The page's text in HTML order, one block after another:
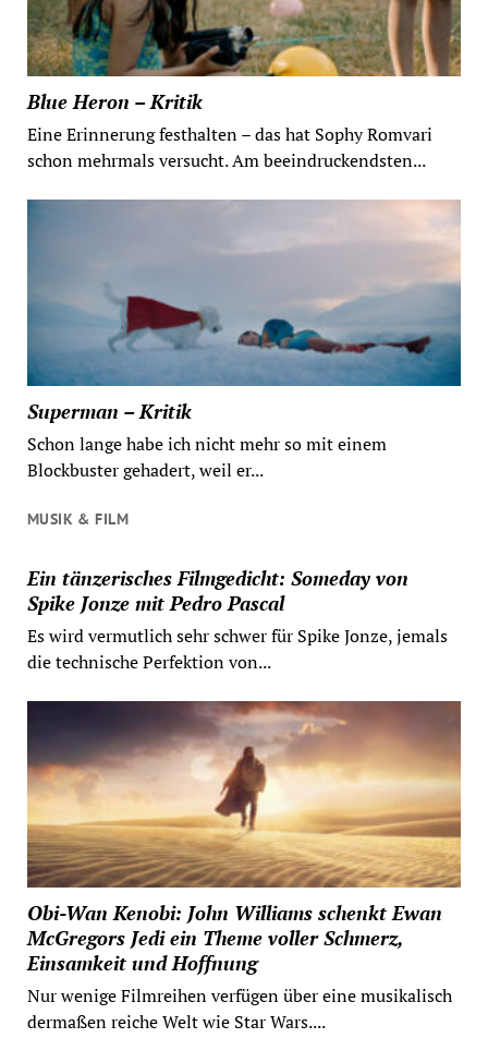
Blue Heron – Kritik
Eine Erinnerung festhalten – das hat Sophy Romvari
schon mehrmals versucht. Am beeindruckendsten...
Superman – Kritik
Schon lange habe ich nicht mehr so mit einem
Blockbuster gehadert, weil er...
MUSIK & FILM
Ein tänzerisches Filmgedicht: Someday von
Spike Jonze mit Pedro Pascal
Es wird vermutlich sehr schwer für Spike Jonze, jemals
die technische Perfektion von...
Obi-Wan Kenobi: John Williams schenkt Ewan
McGregors Jedi ein Theme voller Schmerz,
Einsamkeit und Hoffnung
Nur wenige Filmreihen verfügen über eine musikalisch
dermaßen reiche Welt wie Star Wars....